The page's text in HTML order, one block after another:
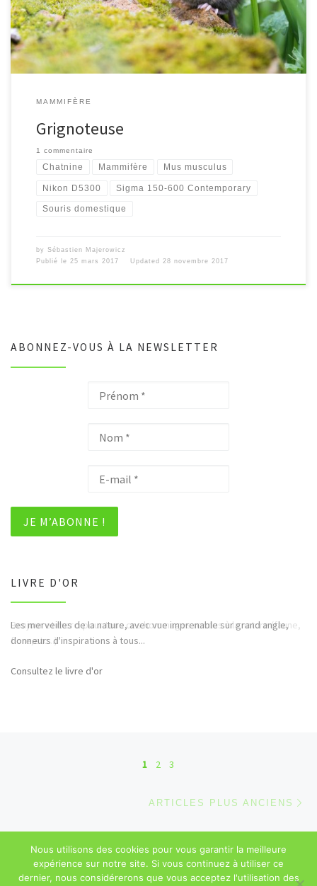
MAMMIFÈRE
Grignoteuse
1 commentaire
Chatnine Mammifère Mus musculus
Nikon D5300 Sigma 150-600 Contemporary
Souris domestique
by Sébastien Majerowicz
Publié le 25 mars 2017 Updated 28 novembre 2017
ABONNEZ-VOUS À LA NEWSLETTER
LIVRE D'OR
Bonjour et merci pour tous ces hommages rendus à la nature (faune,
flore,etc...)
Consultez le livre d'or
Navigation dans les articles
1 2 3
ARTICLES PLUS ANCIENS
© 2026 Sébastien Majerowicz – Mentions légales – Tous droits
réservés
Nous utilisons des cookies pour vous garantir la meilleure
expérience sur notre site. Si vous continuez à utiliser ce
dernier, nous considérerons que vous acceptez l'utilisation des